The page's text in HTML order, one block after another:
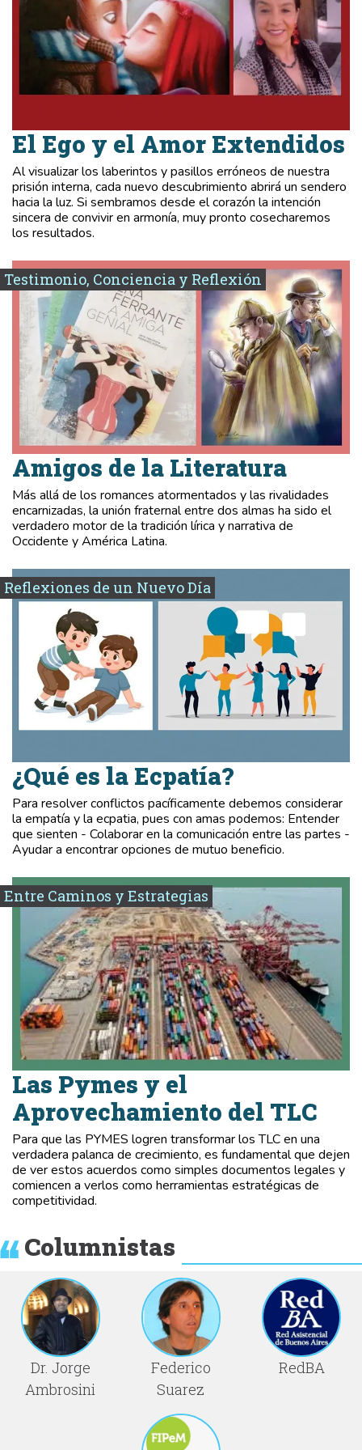
El Ego y el Amor Extendidos
Al visualizar los laberintos y pasillos erróneos de nuestra
prisión interna, cada nuevo descubrimiento abrirá un sendero
hacia la luz. Si sembramos desde el corazón la intención
sincera de convivir en armonía, muy pronto cosecharemos
los resultados.
Testimonio, Conciencia y Reflexión
Amigos de la Literatura
Más allá de los romances atormentados y las rivalidades
encarnizadas, la unión fraternal entre dos almas ha sido el
verdadero motor de la tradición lírica y narrativa de
Occidente y América Latina.
Reflexiones de un Nuevo Día
¿Qué es la Ecpatía?
Para resolver conflictos pacíficamente debemos considerar
la empatía y la ecpatia, pues con amas podemos: Entender
que sienten - Colaborar en la comunicación entre las partes -
Ayudar a encontrar opciones de mutuo beneficio.
Entre Caminos y Estrategias
Las Pymes y el
Aprovechamiento del TLC
Para que las PYMES logren transformar los TLC en una
verdadera palanca de crecimiento, es fundamental que dejen
de ver estos acuerdos como simples documentos legales y
comiencen a verlos como herramientas estratégicas de
competitividad.
Columnistas
Dr. Jorge
Ambrosini
Federico
Suarez
RedBA